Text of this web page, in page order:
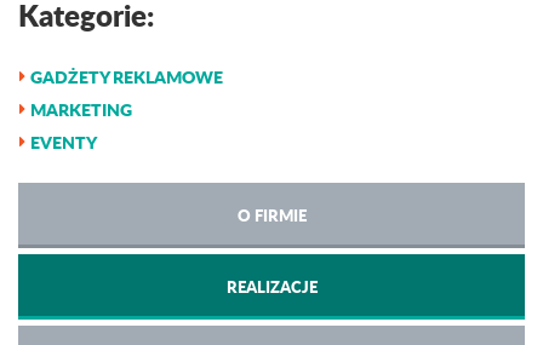
Kategorie:
GADŻETY REKLAMOWE
MARKETING
EVENTY
O FIRMIE
REALIZACJE